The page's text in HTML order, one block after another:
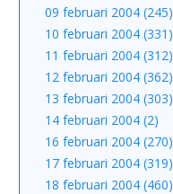
09 februari 2004 (245)
10 februari 2004 (331)
11 februari 2004 (312)
12 februari 2004 (362)
13 februari 2004 (303)
14 februari 2004 (2)
16 februari 2004 (270)
17 februari 2004 (319)
18 februari 2004 (460)